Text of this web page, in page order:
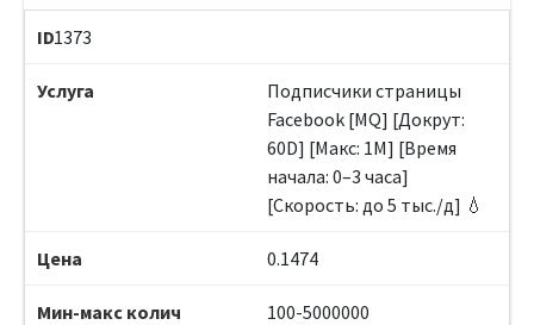
1373
Подписчики страницы
Facebook [MQ] [Докрут:
60D] [Макс: 1M] [Время
начала: 0–3 часа]
[Скорость: до 5 тыс./д] 💧
0.1474
100-5000000